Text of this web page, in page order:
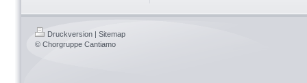
Druckversion
Sitemap
© Chorgruppe Cantiamo